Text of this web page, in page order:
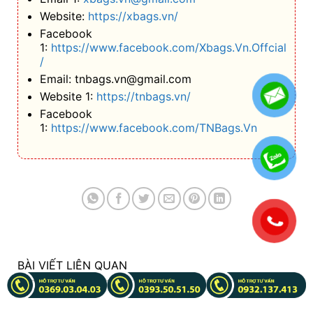
Website: https://xbags.vn/
Facebook
1: https://www.facebook.com/Xbags.Vn.Offcial
/
Email: tnbags.vn@gmail.com
Website 1: https://tnbags.vn/
Facebook
1: https://www.facebook.com/TNBags.Vn
BÀI VIẾT LIÊN QUAN
.